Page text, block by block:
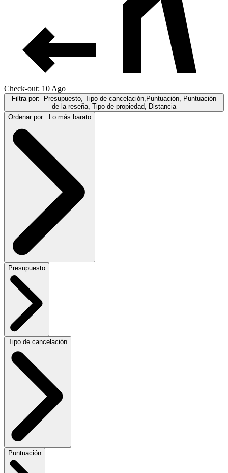
Check-out: 10 Ago
Filtra por:
Presupuesto, Tipo de cancelación,Puntuación, Puntuación
de la reseña, Tipo de propiedad, Distancia
Ordenar por:
Lo más barato
Presupuesto
Tipo de cancelación
Puntuación